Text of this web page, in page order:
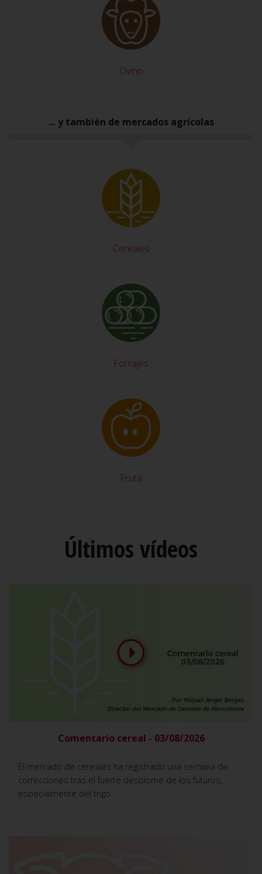
Ovino
... y también de mercados agrícolas
Cereales
Forrajes
Fruta
Últimos vídeos
Comentario cereal - 03/08/2026
El mercado de cereales ha registrado una semana de
correcciones tras el fuerte desplome de los futuros,
especialmente del trigo.